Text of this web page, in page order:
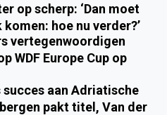
op scherp: ‘Dan moet
hoe nu verder?’
vertegenwoordigen
WDF Europe Cup op
succes aan Adriatische
pakt titel, Van der